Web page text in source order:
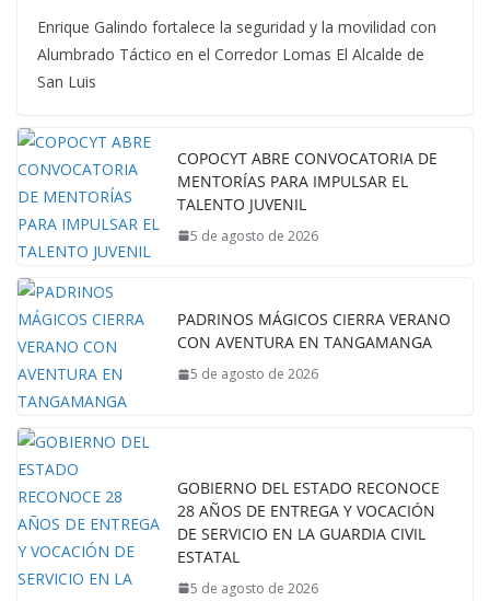
Enrique Galindo fortalece la seguridad y la movilidad con
Alumbrado Táctico en el Corredor Lomas El Alcalde de
San Luis
COPOCYT ABRE CONVOCATORIA DE
MENTORÍAS PARA IMPULSAR EL
TALENTO JUVENIL
5 de agosto de 2026
PADRINOS MÁGICOS CIERRA VERANO
CON AVENTURA EN TANGAMANGA
5 de agosto de 2026
GOBIERNO DEL ESTADO RECONOCE
28 AÑOS DE ENTREGA Y VOCACIÓN
DE SERVICIO EN LA GUARDIA CIVIL
ESTATAL
5 de agosto de 2026